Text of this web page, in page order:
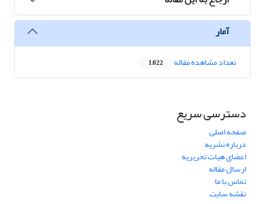
آمار
تعداد مشاهده مقاله 1,022
دسترسی سریع
صفحه اصلی
درباره نشریه
اعضای هیات تحریریه
ارسال مقاله
تماس با ما
نقشه سایت